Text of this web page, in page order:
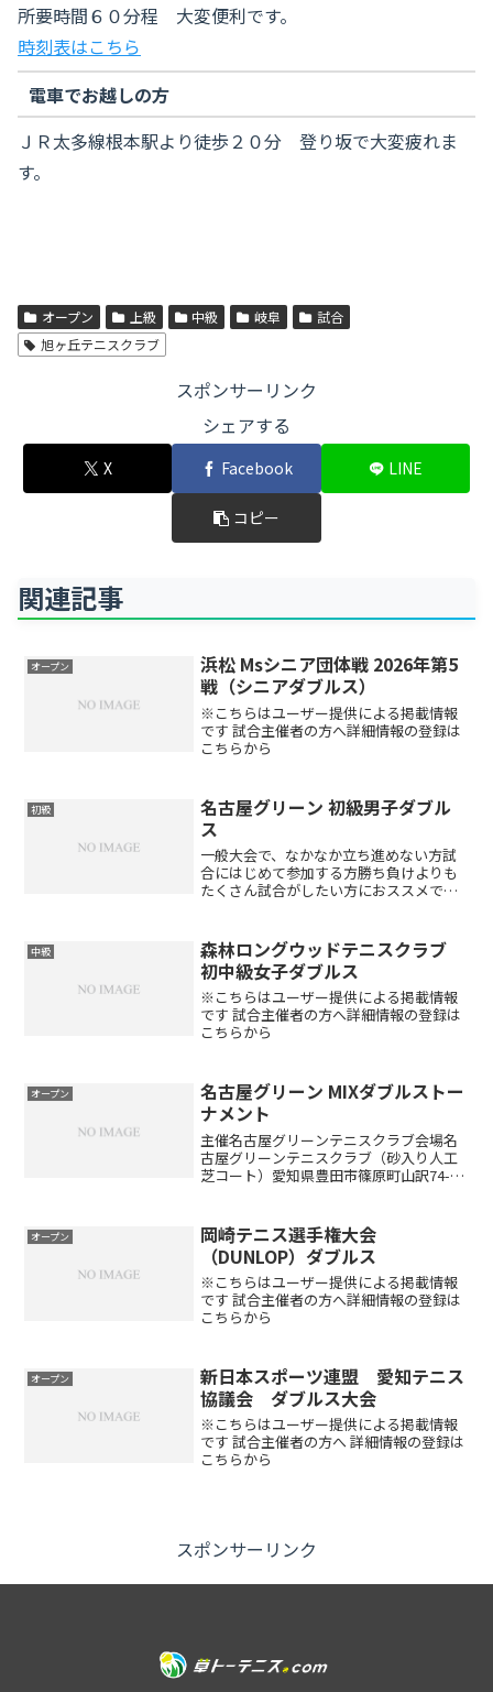
所要時間６０分程 大変便利です。
時刻表はこちら
電車でお越しの方
ＪＲ太多線根本駅より徒歩２０分 登り坂で大変疲れま
す。
オープン 上級 中級 岐阜
試合
旭ヶ丘テニスクラブ
スポンサーリンク
シェアする
X Facebook LINE
コピー
関連記事
オープン
浜松 Msシニア団体戦 2026年第5
戦（シニアダブルス）
※こちらはユーザー提供による掲載情報
です 試合主催者の方へ詳細情報の登録は
こちらから
初級
名古屋グリーン 初級男子ダブル
ス
一般大会で、なかなか立ち進めない方試
合にはじめて参加する方勝ち負けよりも
たくさん試合がしたい方におススメです!!
芝コート）愛知県豊田市篠原町山訳74-1
種目男子ダブルス...
中級
森林ロングウッドテニスクラブ
初中級女子ダブルス
※こちらはユーザー提供による掲載情報
です 試合主催者の方へ詳細情報の登録は
こちらから
オープン
名古屋グリーン MIXダブルストー
ナメント
主催名古屋グリーンテニスクラブ会場名
古屋グリーンテニスクラブ（砂入り人工
芝コート）愛知県豊田市篠原町山訳74-1
（定員になり次第、キャンセル待ちとな
ります）大会日程開催...
オープン
岡崎テニス選手権大会
（DUNLOP）ダブルス
※こちらはユーザー提供による掲載情報
です 試合主催者の方へ詳細情報の登録は
こちらから
オープン
新日本スポーツ連盟 愛知テニス
協議会 ダブルス大会
※こちらはユーザー提供による掲載情報
です 試合主催者の方へ 詳細情報の登録は
こちらから
スポンサーリンク